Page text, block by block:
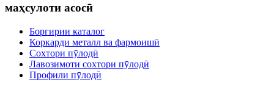
маҳсулоти асосӣ
Боргирии каталог
Коркарди металл ва фармоишӣ
Сохтори пӯлодӣ
Лавозимоти сохтори пӯлодӣ
Профили пӯлодӣ